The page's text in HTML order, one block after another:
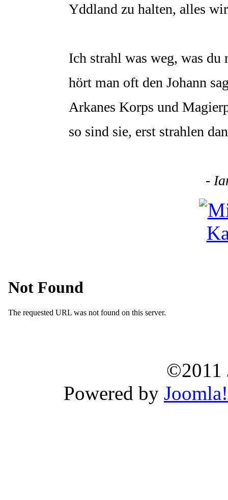
Yddland zu halten, alles
Ich strahl was weg, was du
hört man oft den Johann
Arkanes Korps und
so sind sie, erst strahlen
-
©2011
Powered by Joomla!